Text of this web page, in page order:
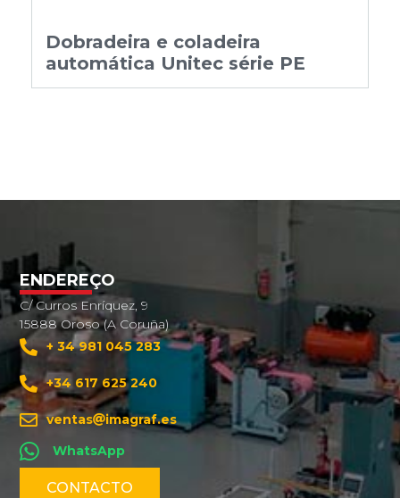
Dobradeira e coladeira
automática Unitec série PE
ENDEREÇO
C/ Curros Enríquez, 9
15888 Oroso (A Coruña)
+ 34 981 045 283
+34 617 625 240
ventas
imagraf.es
WhatsApp
CONTACTO